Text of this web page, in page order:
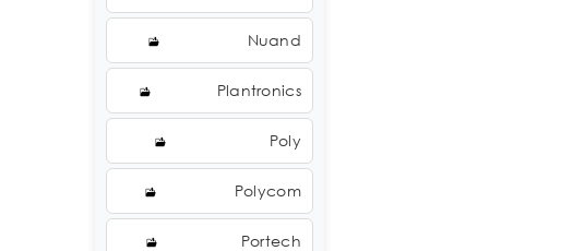
Nuand
Plantronics
Poly
Polycom
Portech